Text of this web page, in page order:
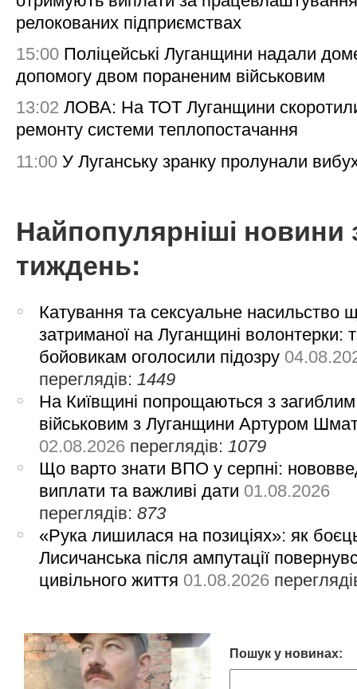
релокованих підприємствах
15:00 Поліцейські Луганщини надали
допомогу двом пораненим військовим
13:02 ЛОВА: На ТОТ Луганщини
ремонту системи теплопостачання
11:00 У Луганську зранку пролунали
Найпопулярніші новини
тиждень:
Катування та сексуальне насильство
затриманої на Луганщині волонтерки:
бойовикам оголосили підозру
переглядів: 1449
На Київщині попрощаються з загиблим
військовим з Луганщини Артуром
02.08.2026 переглядів: 1079
Що варто знати ВПО у серпні:
виплати та важливі дати 01.08.2026
переглядів:873
«Рука лишилася на позиціях»: як
Лисичанська після ампутації
цивільного життя 01.08.2026
Пошук у новинах: